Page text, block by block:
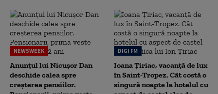
NEWSWEEK
Anunțul lui Nicușor Dan
deschide calea spre
creșterea pensiilor.
DIGI FM
Ioana Țiriac, vacanță de lux
în Saint-Tropez. Cât costă o
singură noapte la hotelul cu